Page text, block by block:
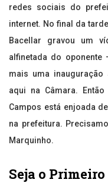
redes sociais do
internet. No final da
Bacellar gravou um
alfinetada do
mais uma
aqui na Câmara.
Campos está enjoada
na prefeitura.
Marquinho.
Seja o